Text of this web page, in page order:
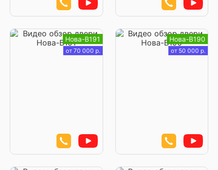
Нова-В191
от 70 000 р.
Нова-В190
от 50 000 р.